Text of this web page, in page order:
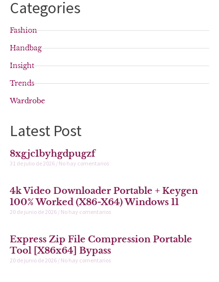
Categories
Fashion
Handbag
Insight
Trends
Wardrobe
Latest Post
8xgjc1byhgdpugzf
31 de julio de 2026 No hay comentarios
4k Video Downloader Portable + Keygen
100% Worked (x86-X64) Windows 11
20 de junio de 2026 No hay comentarios
Express Zip File Compression Portable
Tool [x86x64] Bypass
20 de junio de 2026 No hay comentarios